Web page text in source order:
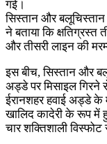
गई।
सिस्तान और
ने बताया कि क्षतिग्रस्त
और तीसरी लाइन की
इस बीच, सिस्तान और
अड्डे पर मिसाइल गिरने
ईरानशहर हवाई अड्डे के
खालिद कादेरी के रूप में
चार शक्तिशाली